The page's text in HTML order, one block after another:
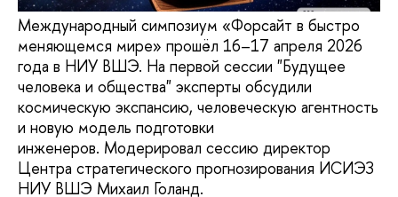
Международный симпозиум «Форсайт в быстро
меняющемся мире» прошёл 16–17 апреля 2026
года в НИУ ВШЭ. На первой сессии "Будущее
человека и общества" эксперты обсудили
космическую экспансию, человеческую агентность
и новую модель подготовки
инженеров. Модерировал сессию директор
Центра стратегического прогнозирования ИСИЭЗ
НИУ ВШЭ Михаил Голанд.